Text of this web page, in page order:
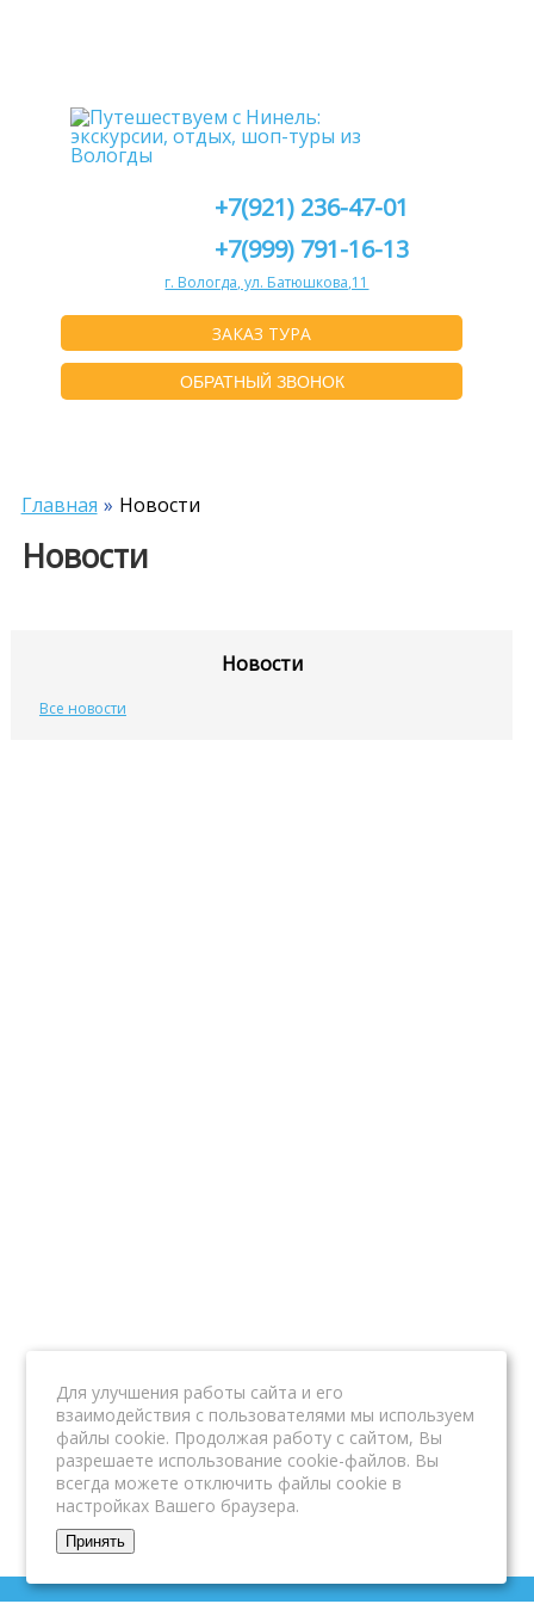
ЗАКАЗ ТУРА
ОБРАТНЫЙ ЗВОНОК
+7(921) 236-47-01
+7(999) 791-16-13
г. Вологда, ул. Батюшкова,11
Главная Новости
Новости
Новости
Все новости
Для улучшения работы сайта и его
взаимодействия с пользователями мы используем
файлы cookie. Продолжая работу с сайтом, Вы
разрешаете использование cookie-файлов. Вы
всегда можете отключить файлы cookie в
настройках Вашего браузера.
Принять